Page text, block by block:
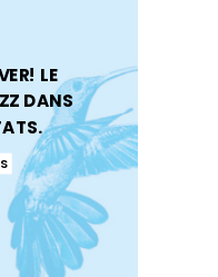
LE
DANS